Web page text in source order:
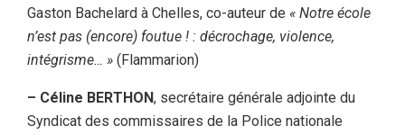
Gaston Bachelard à Chelles, co-auteur de « Notre école
n’est pas (encore) foutue ! : décrochage, violence,
intégrisme… » (Flammarion)
– Céline BERTHON, secrétaire générale adjointe du
Syndicat des commissaires de la Police nationale